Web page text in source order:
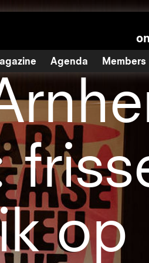
Agenda Members
op